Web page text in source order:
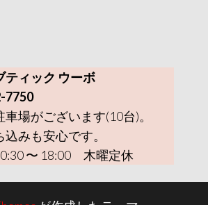
ティック ウーボ
7750
場がございます(10台)。
みも安心です。
〜 18:00 木曜定休